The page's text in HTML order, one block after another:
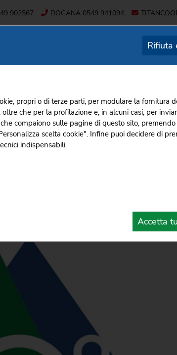
902567 DOGANA 0549 941094
EVENTI E COMUNICATI EVENTI & NEWS L'8 MAGGIO DEL
nasce la
Rifiuta
propri o di terze parti, per modulare la fornitura
che per la profilazione e, in alcuni casi, per
compaiono sulle pagine di questo sito,
scelta cookie". Infine puoi decidere di
indispensabili.
Accetta